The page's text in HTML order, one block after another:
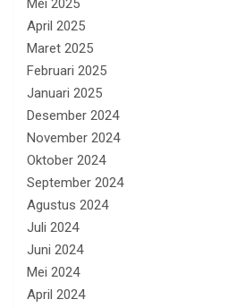
Mei 2025
April 2025
Maret 2025
Februari 2025
Januari 2025
Desember 2024
November 2024
Oktober 2024
September 2024
Agustus 2024
Juli 2024
Juni 2024
Mei 2024
April 2024